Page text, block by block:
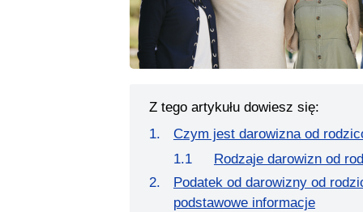
Z tego artykułu dowiesz się:
Czym jest darowizna od
Rodzaje darowizn od
Podatek od darowizny od
podstawowe informacje